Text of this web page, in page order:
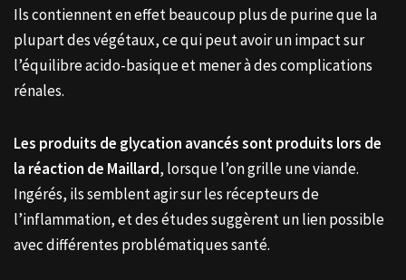
Ils contiennent en effet beaucoup plus de purine que la
plupart des végétaux, ce qui peut avoir un impact sur
l’équilibre acido-basique et mener à des complications
rénales.
Les produits de glycation avancés sont produits lors de
la réaction de Maillard, lorsque l’on grille une viande.
Ingérés, ils semblent agir sur les récepteurs de
l’inflammation, et des études suggèrent un lien possible
avec différentes problématiques santé.